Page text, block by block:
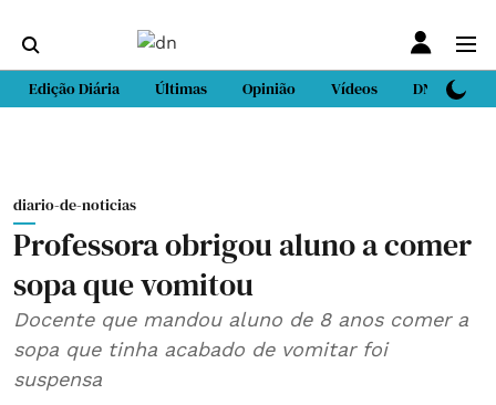
Edição Diária Últimas Opinião Vídeos DN Sport
diario-de-noticias
Professora obrigou aluno a comer
sopa que vomitou
Docente que mandou aluno de 8 anos comer a
sopa que tinha acabado de vomitar foi
suspensa